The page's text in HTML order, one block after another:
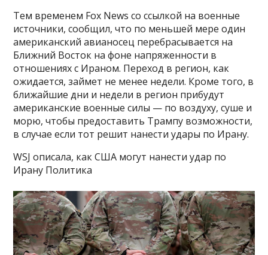
Тем временем Fox News со ссылкой на военные
источники, сообщил, что по меньшей мере один
американский авианосец перебрасывается на
Ближний Восток на фоне напряженности в
отношениях с Ираном. Переход в регион, как
ожидается, займет не менее недели. Кроме того, в
ближайшие дни и недели в регион прибудут
американские военные силы — по воздуху, суше и
морю, чтобы предоставить Трампу возможности,
в случае если тот решит нанести удары по Ирану.
WSJ описала, как США могут нанести удар по
Ирану Политика